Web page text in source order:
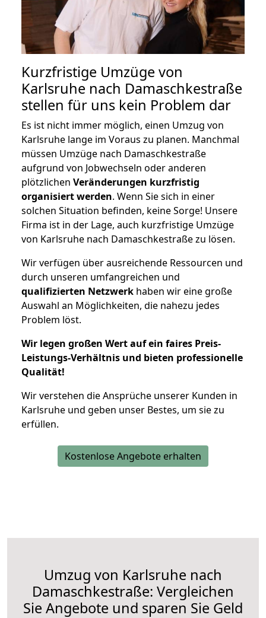
Kurzfristige Umzüge von
Karlsruhe nach Damaschkestraße
stellen für uns kein Problem dar
Es ist nicht immer möglich, einen Umzug von
Karlsruhe lange im Voraus zu planen. Manchmal
müssen Umzüge nach Damaschkestraße
aufgrund von Jobwechseln oder anderen
plötzlichen Veränderungen kurzfristig
organisiert werden. Wenn Sie sich in einer
solchen Situation befinden, keine Sorge! Unsere
Firma ist in der Lage, auch kurzfristige Umzüge
von Karlsruhe nach Damaschkestraße zu lösen.
Wir verfügen über ausreichende Ressourcen und
durch unseren umfangreichen und
qualifizierten Netzwerk haben wir eine große
Auswahl an Möglichkeiten, die nahezu jedes
Problem löst.
Wir legen großen Wert auf ein faires Preis-
Leistungs-Verhältnis und bieten professionelle
Qualität!
Wir verstehen die Ansprüche unserer Kunden in
Karlsruhe und geben unser Bestes, um sie zu
erfüllen.
Kostenlose Angebote erhalten
Umzug von Karlsruhe nach
Damaschkestraße: Vergleichen
Sie Angebote und sparen Sie Geld